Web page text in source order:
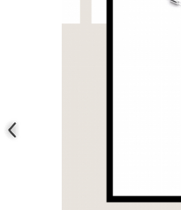
Coliere cu mărgele colorate și